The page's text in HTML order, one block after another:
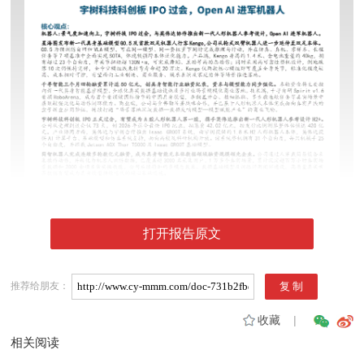
打开报告原文
推荐给朋友：
收藏|
相关阅读